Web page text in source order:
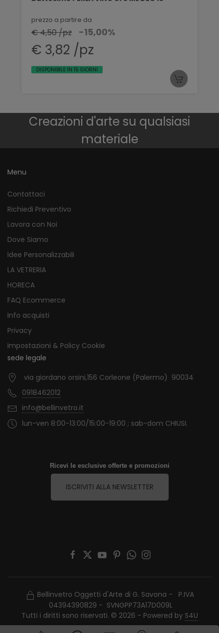
prezzo a partire da
€ 4,50 /pz -15,00%
€ 3,82 /pz
DISPONIBILE IN 15 GIORNI
Creazioni d'arte su qualsiasi
materiale
Menu
Contattaci
Richiedi Preventivo
Lavora con Noi
Dove Siamo
Idee Personalizzabili
LA VETRERIA
HORECA
FAQ Ecommerce
Info acquisti
Privacy
Impostazioni & Policy Cookie
sede legale
via giordano orsini,156 Corleone (Palermo) 90034
0918462012
info@bellinvetro.it
lun-ven 8:00-13:00/15:00-19:00 ; sab-dom CHIUSI.
Ricevi le esclusive offerte e promozioni
ISCRIVITI ALLA NEWSLETTER
Bellinvetro Oggetti d'Arte di G. Savona - P.IVA
04394390829 - SVNGPP73A17D009L
Tutti i diritti sono riservati. © 2026 - Powered by S4U